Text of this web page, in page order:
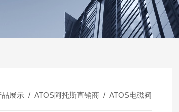
品展示 / ATOS阿托斯直销商 / ATOS电磁阀